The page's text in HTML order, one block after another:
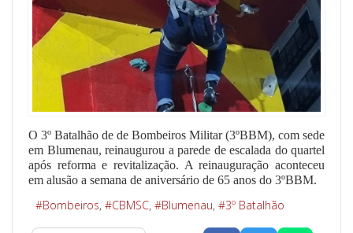
O 3º Batalhão de de Bombeiros Militar (3ºBBM), com sede
em Blumenau, reinaugurou a parede de escalada do quartel
após reforma e revitalização. A reinauguração aconteceu
em alusão a semana de aniversário de 65 anos do 3ºBBM.
Bombeiros CBMSC Blumenau 3º Batalhão